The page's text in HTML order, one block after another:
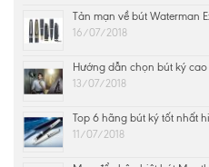
Tản mạn về bút Waterman
16/07/2018
Hướng dẫn chọn bút ký
13/07/2018
Top 6 hãng bút ký tốt nhất
11/07/2018